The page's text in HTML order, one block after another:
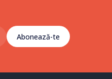
Abonează-te